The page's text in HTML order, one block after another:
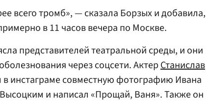
всего тромб», — сказала Борзых и добавила,
в 11 часов вечера по Москве.
представителей театральной среды, и они
через соцсети. АктерСтанислав
в инстаграме совместную фотографию Ивана
и написал «Прощай, Ваня». Также он